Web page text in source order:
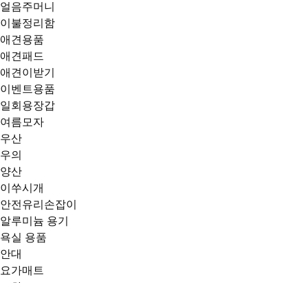
얼음주머니
이불정리함
애견용품
애견패드
애견이받기
이벤트용품
일회용장갑
여름모자
우산
우의
양산
이쑤시개
안전유리손잡이
알루미늄 용기
욕실 용품
안대
요가매트